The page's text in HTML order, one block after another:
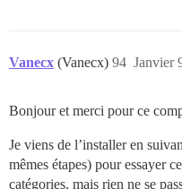
Vanecx (Vanecx) Janvier
94
Bonjour et merci pour ce
Je viens de l’installer en
mêmes étapes) pour essayer
catégories, mais rien ne se